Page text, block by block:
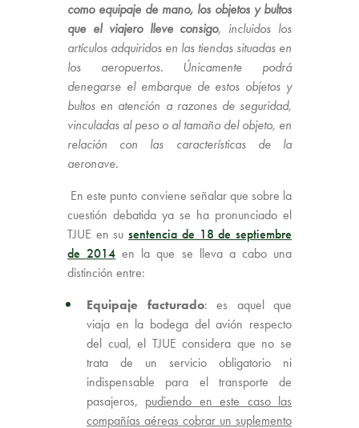
como equipaje de mano, los objetos y bultos
que el viajero lleve consigo, incluidos los
artículos adquiridos en las tiendas situadas en
los aeropuertos. Únicamente podrá
denegarse el embarque de estos objetos y
bultos en atención a razones de seguridad,
vinculadas al peso o al tamaño del objeto, en
relación con las características de la
aeronave.
En este punto conviene señalar que sobre la
cuestión debatida ya se ha pronunciado el
TJUE en susentencia de 18 de septiembre
de 2014 en la que se lleva a cabo una
distinción entre:
Equipaje facturado: es aquel que
viaja en la bodega del avión respecto
del cual, el TJUE considera que no se
trata de un servicio obligatorio ni
indispensable para el transporte de
pasajeros, pudiendo en este caso las
compañías aéreas cobrar un suplemento